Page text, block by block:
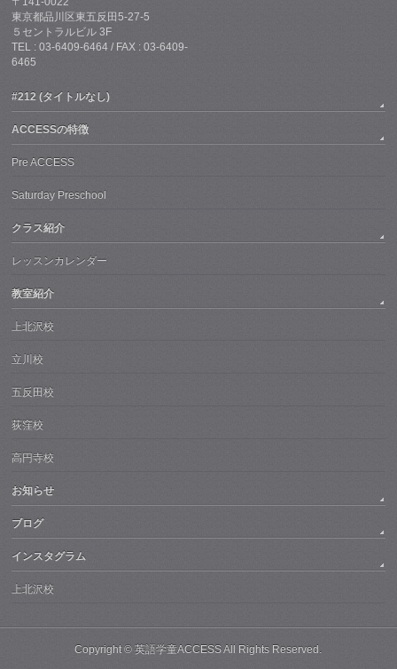
東京都品川区東五反田5-27-5
５セントラルビル 3F
TEL : 03-6409-6464 / FAX : 03-6409-
6465
#212 (タイトルなし)
ACCESSの特徴
Pre ACCESS
Saturday Preschool
クラス紹介
レッスンカレンダー
教室紹介
上北沢校
立川校
五反田校
荻窪校
高円寺校
お知らせ
ブログ
インスタグラム
上北沢校
Copyright ©英語学童ACCESSAll Rights Reserved.